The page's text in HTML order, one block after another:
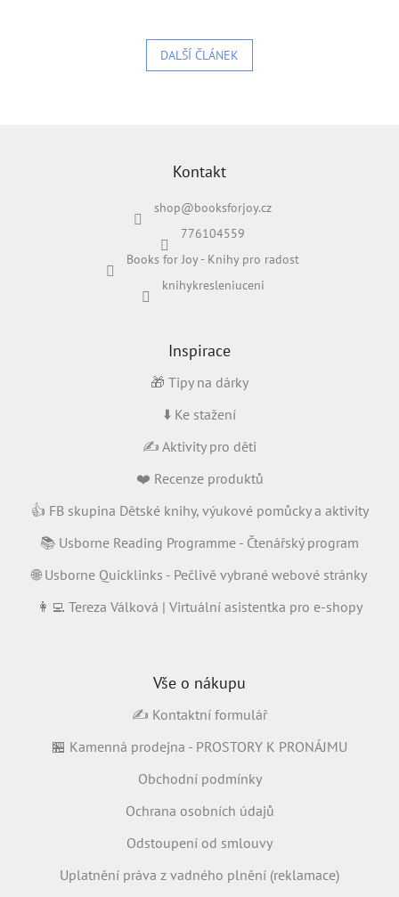
DALŠÍ ČLÁNEK
Kontakt
shop@booksforjoy.cz
776104559
Books for Joy - Knihy pro radost
knihykresleniuceni
Inspirace
🎁 Tipy na dárky
⬇️ Ke stažení
✍️ Aktivity pro děti
❤️ Recenze produktů
👍 FB skupina Dětské knihy, výukové pomůcky a aktivity
📚 Usborne Reading Programme - Čtenářský program
🌐 Usborne Quicklinks - Pečlivě vybrané webové stránky
👩‍💻 Tereza Válková | Virtuální asistentka pro e-shopy
Vše o nákupu
✍️ Kontaktní formulář
🏪 Kamenná prodejna - PROSTORY K PRONÁJMU
Obchodní podmínky
Ochrana osobních údajů
Odstoupení od smlouvy
Uplatnění práva z vadného plnění (reklamace)